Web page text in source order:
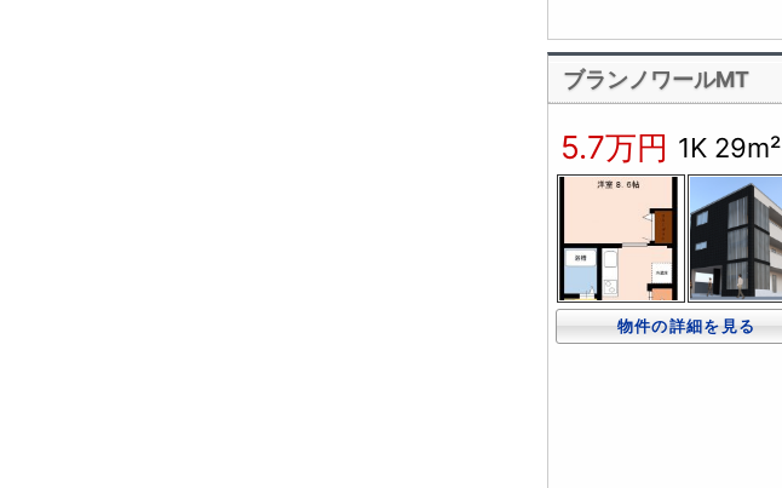
ブランノワールMT
5.7万円 1K 29m²
物件の詳細を見る